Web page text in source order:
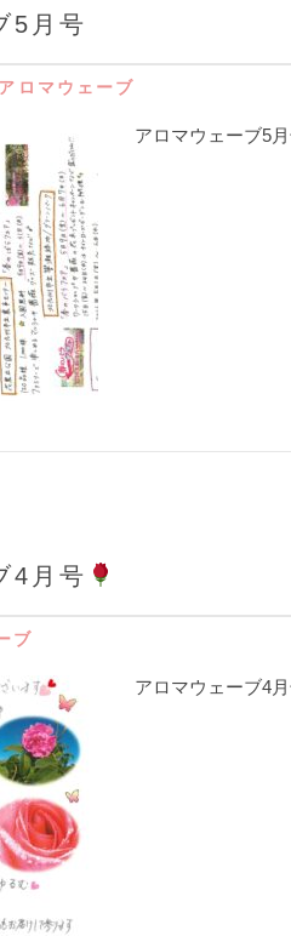
5月号
アロマウェーブ
アロマウェーブ5
4月号
ブ
アロマウェーブ4